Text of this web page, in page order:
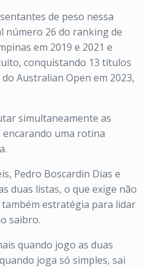
de peso nessa
número 26 do ranking de
em 2019 e 2021 e
conquistando 13 títulos
Australian Open em 2023,
simultaneamente as
encarando uma rotina
Pedro Boscardin Dias e
duas listas, o que exige não
estratégia para lidar
saibro.
quando jogo as duas
joga só simples, sai